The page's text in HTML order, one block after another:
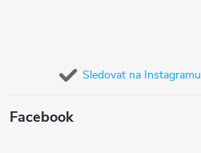
Sledovat na Instagramu
Facebook